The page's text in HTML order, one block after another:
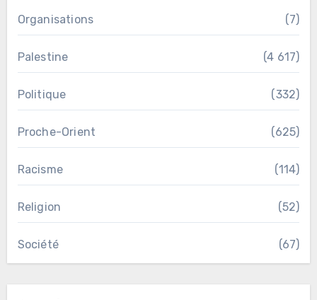
Organisations (7)
Palestine (4 617)
Politique (332)
Proche-Orient (625)
Racisme (114)
Religion (52)
Société (67)